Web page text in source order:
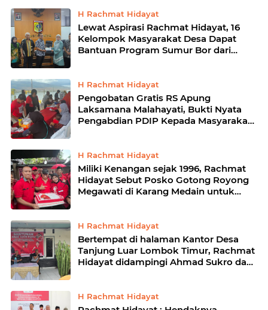
H Rachmat Hidayat
️Lewat Aspirasi Rachmat Hidayat, 16
Kelompok Masyarakat Desa Dapat
Bantuan Program Sumur Bor dari
H Rachmat Hidayat
Pengobatan Gratis RS Apung
Laksamana Malahayati, Bukti Nyata
Pengabdian PDIP Kepada Masyarakat
H Rachmat Hidayat
Miliki Kenangan sejak 1996, Rachmat
Hidayat Sebut Posko Gotong Royong
Megawati di Karang Medain untuk
H Rachmat Hidayat
️Bertempat di halaman Kantor Desa
Tanjung Luar Lombok Timur, Rachmat
Hidayat didampingi Ahmad Sukro dan
H Rachmat Hidayat